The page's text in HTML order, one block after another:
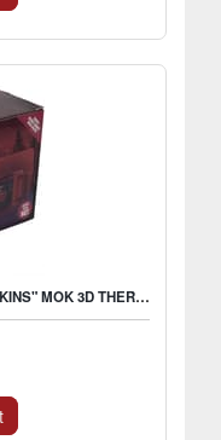
STRANGER THINGS - "I SURVIVED HAWKINS" MOK 3D THERMORÉACTIEF